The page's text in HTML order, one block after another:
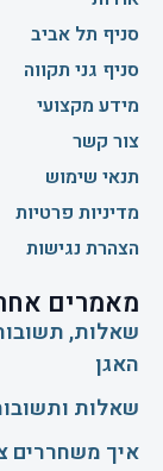
סניף תל אביב
סניף גני תקווה
מידע מקצועי
צור קשר
תנאי שימוש
מדיניות פרטיות
הצהרת נגישות
מאמרים
שאלות,
האגן
שאלות
איך משחררים